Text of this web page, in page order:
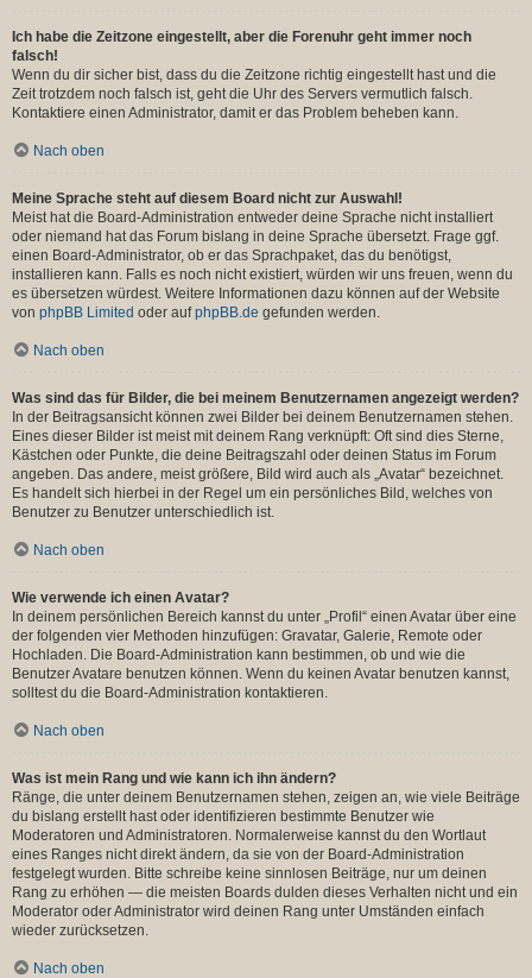
Ich habe die Zeitzone eingestellt, aber die Forenuhr geht immer noch
falsch!
Wenn du dir sicher bist, dass du die Zeitzone richtig eingestellt hast und die
Zeit trotzdem noch falsch ist, geht die Uhr des Servers vermutlich falsch.
Kontaktiere einen Administrator, damit er das Problem beheben kann.
Nach oben
Meine Sprache steht auf diesem Board nicht zur Auswahl!
Meist hat die Board-Administration entweder deine Sprache nicht installiert
oder niemand hat das Forum bislang in deine Sprache übersetzt. Frage ggf.
einen Board-Administrator, ob er das Sprachpaket, das du benötigst,
installieren kann. Falls es noch nicht existiert, würden wir uns freuen, wenn du
es übersetzen würdest. Weitere Informationen dazu können auf der Website
von phpBB Limited oder aufphpBB.de gefunden werden.
Nach oben
Was sind das für Bilder, die bei meinem Benutzernamen angezeigt werden?
In der Beitragsansicht können zwei Bilder bei deinem Benutzernamen stehen.
Eines dieser Bilder ist meist mit deinem Rang verknüpft: Oft sind dies Sterne,
Kästchen oder Punkte, die deine Beitragszahl oder deinen Status im Forum
angeben. Das andere, meist größere, Bild wird auch als „Avatar“ bezeichnet.
Es handelt sich hierbei in der Regel um ein persönliches Bild, welches von
Benutzer zu Benutzer unterschiedlich ist.
Nach oben
Wie verwende ich einen Avatar?
In deinem persönlichen Bereich kannst du unter „Profil“ einen Avatar über eine
der folgenden vier Methoden hinzufügen: Gravatar, Galerie, Remote oder
Hochladen. Die Board-Administration kann bestimmen, ob und wie die
Benutzer Avatare benutzen können. Wenn du keinen Avatar benutzen kannst,
solltest du die Board-Administration kontaktieren.
Nach oben
Was ist mein Rang und wie kann ich ihn ändern?
Ränge, die unter deinem Benutzernamen stehen, zeigen an, wie viele Beiträge
du bislang erstellt hast oder identifizieren bestimmte Benutzer wie
Moderatoren und Administratoren. Normalerweise kannst du den Wortlaut
eines Ranges nicht direkt ändern, da sie von der Board-Administration
festgelegt wurden. Bitte schreibe keine sinnlosen Beiträge, nur um deinen
Rang zu erhöhen — die meisten Boards dulden dieses Verhalten nicht und ein
Moderator oder Administrator wird deinen Rang unter Umständen einfach
wieder zurücksetzen.
Nach oben